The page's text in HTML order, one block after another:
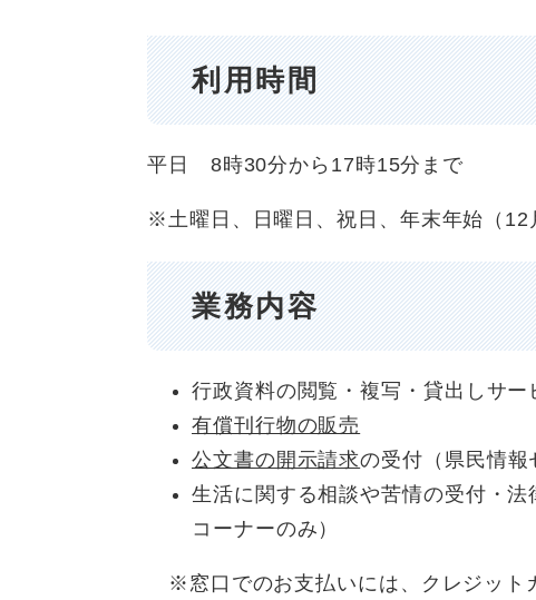
利用時間
平日 8時30分から17時15分まで
※土曜日、日曜日、祝日、年末年始（12
業務内容
行政資料の閲覧・複写・貸出しサー
有償刊行物の販売
公文書の開示請求の受付（県民情報
生活に関する相談や苦情の受付・
コーナーのみ）
※窓口でのお支払いには、クレジット